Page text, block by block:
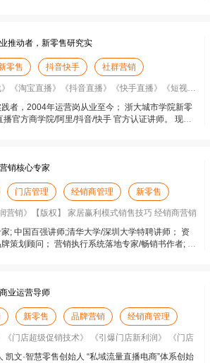
推动者，新零售研究实
零售 抖音快手 社群营销
《淘宝直播》《抖音直播》《快手直播》《短视频营销
者，2004年运营岗从业至今； 浙大城市学院新零
官方商学院/阿里/抖音/快手 官方认证讲师。 现投
销核心专家
门店管理 经销商管理 新零售
营销》【版权】 家居赢利模式销售技巧 经销商营销
; 中国百强讲师;清华大学/深圳大学特聘讲师； 资
策划顾问； 营销执行系统落地专家/畅销书作者; 他
业运营导师
新零售 品牌营销 经销商管理
《门店超级促销技术》 《引爆门店新利润》 《门店
文·智慧零售创始人 “私域流量直播电商”体系创始